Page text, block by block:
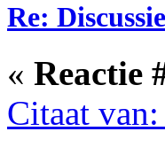
Re:
« Reactie
Citaat